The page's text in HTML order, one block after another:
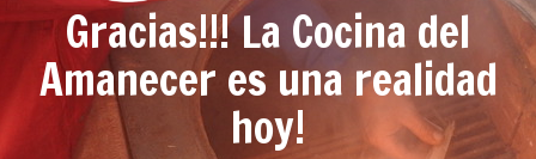
Gracias!!! La Cocina del
Amanecer es una realidad
hoy!